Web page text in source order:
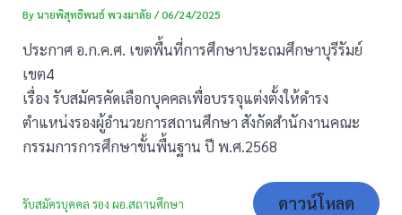
Byนายพิสุทธิพนธ์ พวงมาลัย/06/24/2025
ประกาศ อ.ก.ค.ศ. เขตพื้นที่การศึกษาประถมศึกษาบุรีรัมย์
เขต4
เรื่อง รับสมัครคัดเลือกบุคคลเพื่อบรรจุแต่งตั้งให้ดำรง
ตำแหน่งรองผู้อำนวยการสถานศึกษา สังกัดสำนักงานคณะ
กรรมการการศึกษาขั้นพื้นฐาน ปี พ.ศ.2568
รับสมัครบุคคล รอง ผอ.สถานศึกษา ดาวน์โหลด